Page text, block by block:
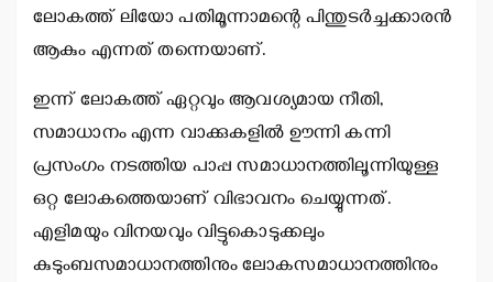
ലോകത്ത് ലിയോ പതിമൂന്നാമന്റെ പിന്തുടര്‍ച്ചക്കാരന്‍
ആകും എന്നത് തന്നെയാണ്.
ഇന്ന് ലോകത്ത് ഏറ്റവും ആവശ്യമായ നീതി,
സമാധാനം എന്ന വാക്കുകളില്‍ ഊന്നി കന്നി
പ്രസംഗം നടത്തിയ പാപ്പ സമാധാനത്തിലൂന്നിയുള്ള
ഒറ്റ ലോകത്തെയാണ് വിഭാവനം ചെയ്യുന്നത്.
എളിമയും വിനയവും വിട്ടുകൊടുക്കലും
കുടുംബസമാധാനത്തിനും ലോകസമാധാനത്തിനും